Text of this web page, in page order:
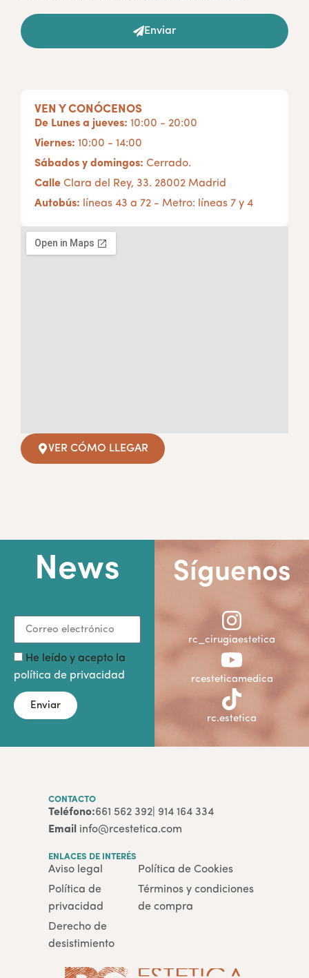
Enviar
VEN Y CONÓCENOS
De Lunes a jueves: 10:00 - 20:00
Viernes: 10:00 - 14:00
Sábados y domingos: Cerrado.
Calle Clara del Rey, 33. 28002 Madrid
Autobús: líneas 43 a 72 - Metro: líneas 7 y 4
VER CÓMO LLEGAR
News
He leído y acepto la
política de privacidad
Enviar
Síguenos
rc_cirugiaestetica
rcesteticamedica
rc.estetica
CONTACTO
Teléfono:661 562 392 | 914 164 334
Email info@rcestetica.com
ENLACES DE INTERÉS
Aviso legal
Política de
privacidad
Derecho de
desistimiento
Política de Cookies
Términos y condiciones
de compra